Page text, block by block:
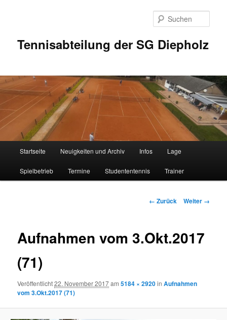
Tennisabteilung der SG Diepholz
Startseite Neuigkeiten und Archiv Infos Lage
Spielbetrieb Termine Studententennis Trainer
Bilder-
← Zurück Weiter →
Aufnahmen vom 3.Okt.2017
(71)
Veröffentlicht22. November 2017am5184 × 2920inAufnahmen
vom 3.Okt.2017 (71)